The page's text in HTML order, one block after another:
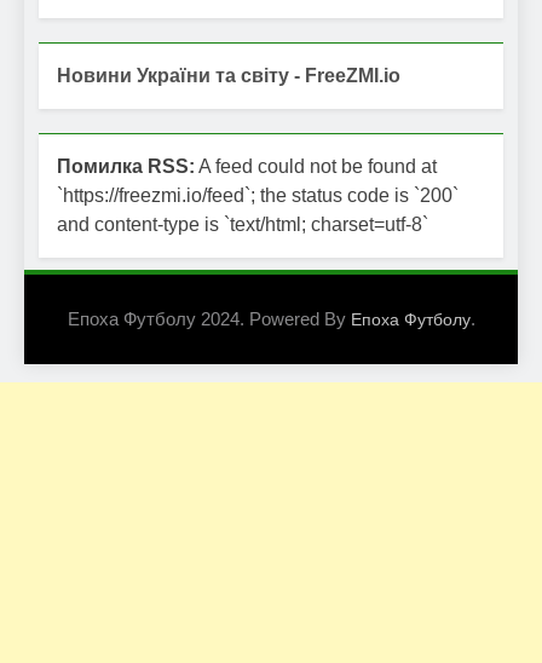
Новини України та світу - FreeZMI.io
Помилка RSS: A feed could not be found at
`https://freezmi.io/feed`; the status code is `200`
and content-type is `text/html; charset=utf-8`
Епоха Футболу 2024. Powered By Епоха Футболу.